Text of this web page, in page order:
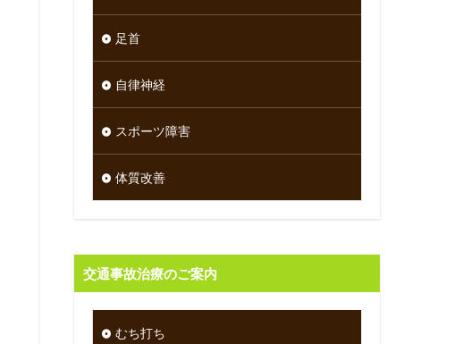
足首
自律神経
スポーツ障害
体質改善
交通事故治療のご案内
むち打ち